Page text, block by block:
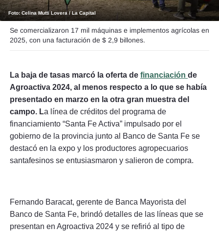
Foto: Celina Mutti Lovera / La Capital
Se comercializaron 17 mil máquinas e implementos agrícolas en
2025, con una facturación de $ 2,9 billones.
La baja de tasas marcó la oferta de financiación de
Agroactiva 2024, al menos respecto a lo que se había
presentado en marzo en la otra gran muestra del
campo. La línea de créditos del programa de
financiamiento “Santa Fe Activa” impulsado por el
gobierno de la provincia junto al Banco de Santa Fe se
destacó en la expo y los productores agropecuarios
santafesinos se entusiasmaron y salieron de compra.
Fernando Baracat, gerente de Banca Mayorista del
Banco de Santa Fe, brindó detalles de las líneas que se
presentan en Agroactiva 2024 y se refirió al tipo de